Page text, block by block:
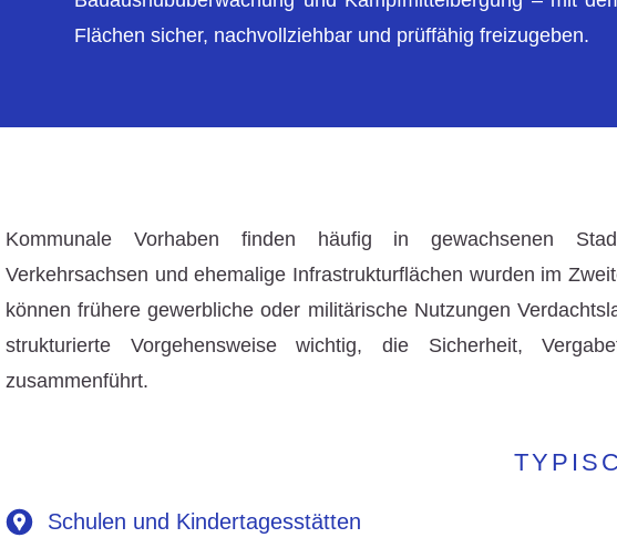
Flächen sicher, nachvollziehbar und prüffähig freizugeben.
Kommunale Vorhaben finden häufig in gewachsenen
Verkehrsachsen und ehemalige Infrastrukturflächen wurden im
können frühere gewerbliche oder militärische Nutzungen
strukturierte Vorgehensweise wichtig, die Sicherheit,
zusammenführt.
Schulen und Kindertagesstätten